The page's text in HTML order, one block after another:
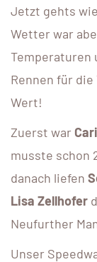
Jetzt gehts
Wetter war
Temperaturen
Rennen für
Wert!
Zuerst war
musste schon
danach liefen
Lisa Zellhofer
Neufurther
Unser